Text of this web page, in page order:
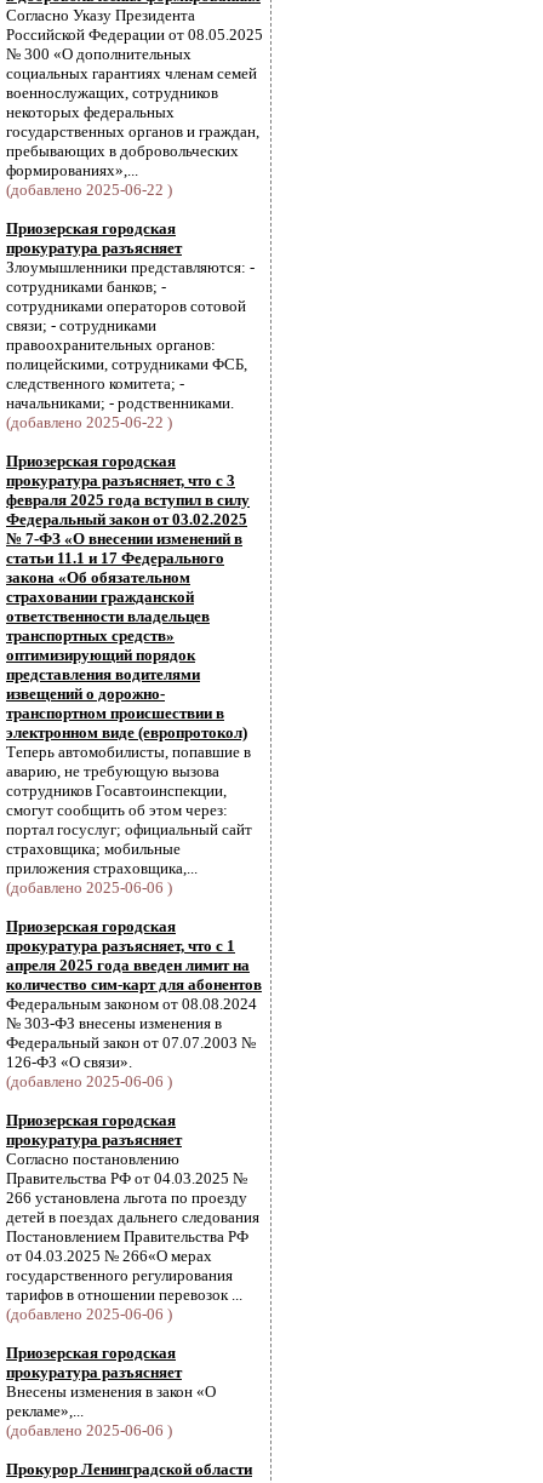
Согласно Указу Президента
Российской Федерации от 08.05.2025
№ 300 «О дополнительных
социальных гарантиях членам семей
военнослужащих, сотрудников
некоторых федеральных
государственных органов и граждан,
пребывающих в добровольческих
формированиях»,...
(добавлено 2025-06-22 )
Приозерская городская
прокуратура разъясняет
Злоумышленники представляются: -
сотрудниками банков; -
сотрудниками операторов сотовой
связи; - сотрудниками
правоохранительных органов:
полицейскими, сотрудниками ФСБ,
следственного комитета; -
начальниками; - родственниками.
(добавлено 2025-06-22 )
Приозерская городская
прокуратура разъясняет, что с 3
февраля 2025 года вступил в силу
Федеральный закон от 03.02.2025
№ 7-ФЗ «О внесении изменений в
статьи 11.1 и 17 Федерального
закона «Об обязательном
страховании гражданской
ответственности владельцев
транспортных средств»
оптимизирующий порядок
представления водителями
извещений о дорожно-
транспортном происшествии в
электронном виде (европротокол)
Теперь автомобилисты, попавшие в
аварию, не требующую вызова
сотрудников Госавтоинспекции,
смогут сообщить об этом через:
портал госуслуг; официальный сайт
страховщика; мобильные
приложения страховщика,...
(добавлено 2025-06-06 )
Приозерская городская
прокуратура разъясняет, что с 1
апреля 2025 года введен лимит на
количество сим-карт для абонентов
Федеральным законом от 08.08.2024
№ 303-ФЗ внесены изменения в
Федеральный закон от 07.07.2003 №
126-ФЗ «О связи».
(добавлено 2025-06-06 )
Приозерская городская
прокуратура разъясняет
Согласно постановлению
Правительства РФ от 04.03.2025 №
266 установлена льгота по проезду
детей в поездах дальнего следования
Постановлением Правительства РФ
от 04.03.2025 № 266«О мерах
государственного регулирования
тарифов в отношении перевозок ...
(добавлено 2025-06-06 )
Приозерская городская
прокуратура разъясняет
Внесены изменения в закон «О
рекламе»,...
(добавлено 2025-06-06 )
Прокурор Ленинградской области